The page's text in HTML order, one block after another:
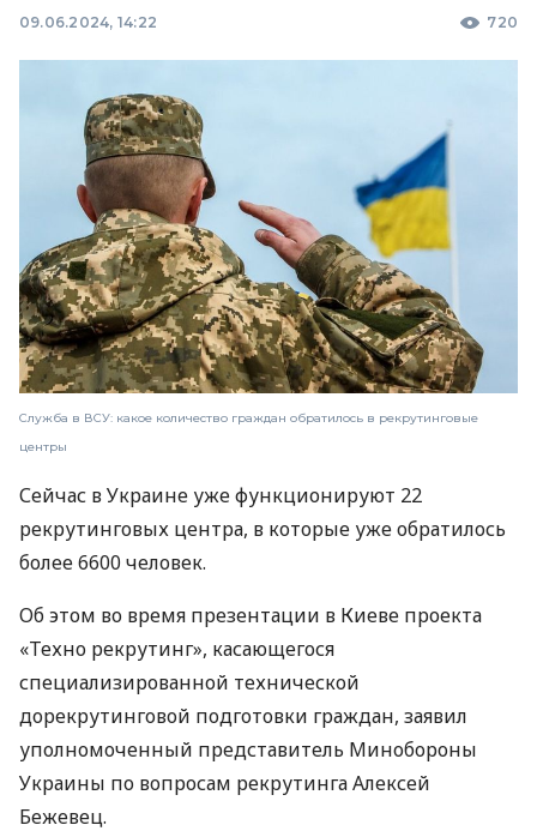
09.06.2024, 14:22 720
Служба в ВСУ: какое количество граждан обратилось в рекрутинговые
центры
Сейчас в Украине уже функционируют 22
рекрутинговых центра, в которые уже обратилось
более 6600 человек.
Об этом во время презентации в Киеве проекта
«Техно рекрутинг», касающегося
специализированной технической
дорекрутинговой подготовки граждан, заявил
уполномоченный представитель Минобороны
Украины по вопросам рекрутинга Алексей
Бежевец.